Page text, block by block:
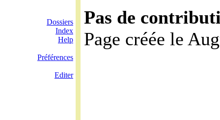
Dossiers
Index
Help
Préférences
Editer
Pas de
Page créée le